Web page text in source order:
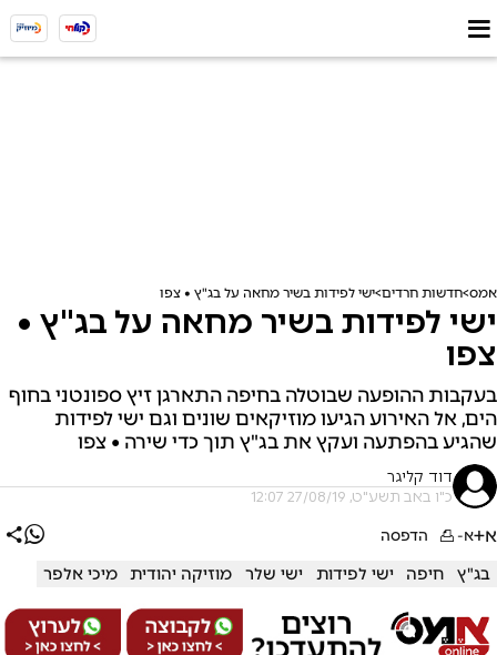
אמס חדשות חרדים ישי לפידות בשיר מחאה על בג"ץ • צפו
ישי לפידות בשיר מחאה על בג"ץ •
צפו
בעקבות ההופעה שבוטלה בחיפה התארגן זיץ ספונטני בחוף
הים, אל האירוע הגיעו מוזיקאים שונים וגם ישי לפידות
שהגיע בהפתעה ועקץ את בג"ץ תוך כדי שירה • צפו
דוד קליגר
כ"ו באב תשע"ט, 27/08/19 12:07
א+א- הדפסה
בג"ץ חיפה ישי לפידות ישי שלר מוזיקה יהודית מיכי אלפר